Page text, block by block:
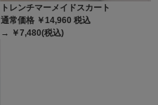
トレンチマーメイドスカート
通常価格 ￥14,960 税込
→ ￥7,480(税込)